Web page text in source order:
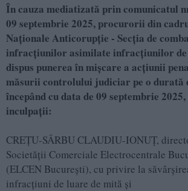
În cauza mediatizată prin comunicatul
09 septembrie 2025, procurorii din
Naţionale Anticorupţie - Secția de
infracțiunilor asimilate infracțiunilor de
dispus punerea în mișcare a acțiunii
măsurii controlului judiciar pe o durată
începând cu data de 09 septembrie
inculpații:
CREŢU-SÂRBU CLAUDIU-IONUŢ,
Societății Comerciale Electrocentrale
(ELCEN București), cu privire la
infracțiuni de luare de mită și